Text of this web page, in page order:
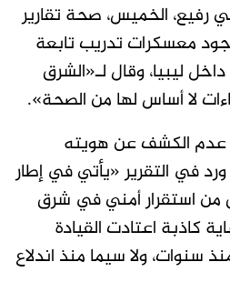
الخميس، صحة تقارير
معسكرات تدريب تابعة
ليبيا، وقال لـ«الشرق
لا أساس لها من الصحة».
عدم الكشف عن هويته
في التقرير «يأتي في إطار
استقرار أمني في شرق
كاذبة اعتادت القيادة
سنوات، ولا سيما منذ اندلاع